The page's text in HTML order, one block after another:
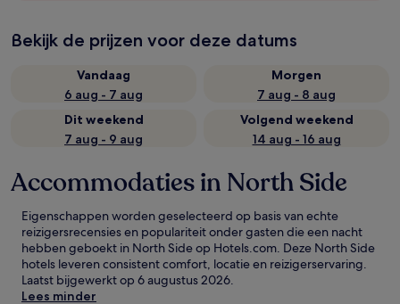
Bekijk de prijzen voor deze datums
Vandaag
6 aug - 7 aug
Morgen
7 aug - 8 aug
Dit weekend
7 aug - 9 aug
Volgend weekend
14 aug - 16 aug
Accommodaties in North Side
Eigenschappen worden geselecteerd op basis van echte
reizigersrecensies en populariteit onder gasten die een nacht
hebben geboekt in North Side op Hotels.com. Deze North Side
hotels leveren consistent comfort, locatie en reizigerservaring.
Laatst bijgewerkt op 6 augustus 2026.
Lees minder